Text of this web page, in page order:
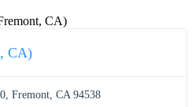
CA)
CA)
Fremont, CA 94538